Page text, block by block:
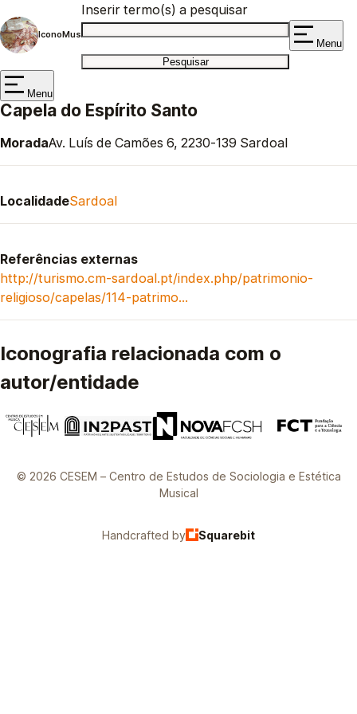
IconoMus
Inserir termo(s) a pesquisar
Menu
Menu
Capela do Espírito Santo
MoradaAv. Luís de Camões 6, 2230-139 Sardoal
LocalidadeSardoal
Referências externas
http://turismo.cm-sardoal.pt/index.php/patrimonio-
religioso/capelas/114-patrimo…
Iconografia relacionada com o
autor/entidade
© 2026 CESEM – Centro de Estudos de Sociologia e Estética
Musical
Handcrafted by Squarebit